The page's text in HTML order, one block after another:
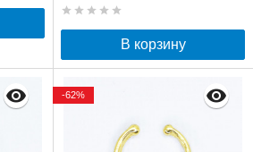
В корзину
-62%